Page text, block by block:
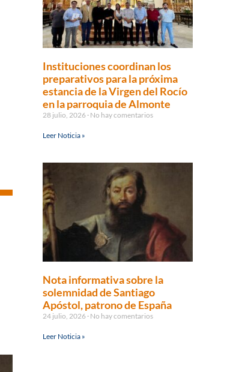
Instituciones coordinan los
preparativos para la próxima
estancia de la Virgen del Rocío
en la parroquia de Almonte
28 julio, 2026 No hay comentarios
Leer Noticia »
Nota informativa sobre la
solemnidad de Santiago
Apóstol, patrono de España
24 julio, 2026 No hay comentarios
Leer Noticia »